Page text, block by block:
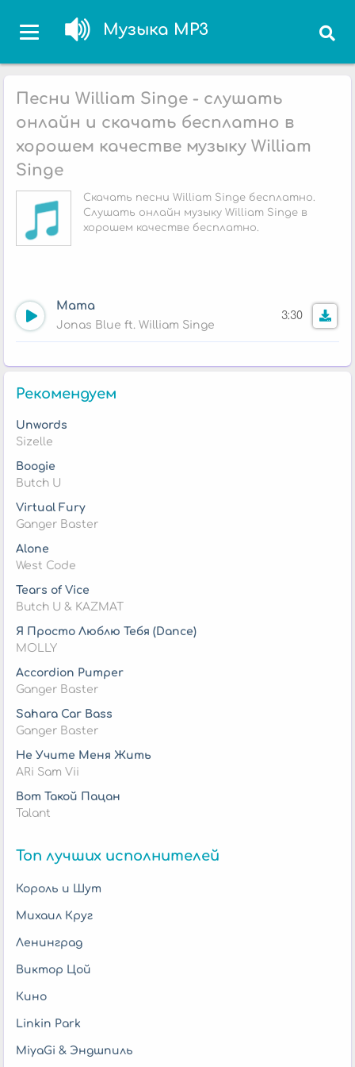
Музыка MP3
Песни William Singe - слушать
онлайн и скачать бесплатно в
хорошем качестве музыку William
Singe
Скачать песни William Singe бесплатно.
Слушать онлайн музыку William Singe в
хорошем качестве бесплатно.
Mama
Jonas Blue ft. William Singe
3:30
Рекомендуем
Unwords
Sizelle
Boogie
Butch U
Virtual Fury
Ganger Baster
Alone
West Code
Tears of Vice
Butch U & KAZMAT
Я Просто Люблю Тебя (Dance)
MOLLY
Accordion Pumper
Ganger Baster
Sahara Car Bass
Ganger Baster
Не Учите Меня Жить
ARi Sam Vii
Вот Такой Пацан
Talant
Топ лучших исполнителей
Король и Шут
Михаил Круг
Ленинград
Виктор Цой
Кино
Linkin Park
MiyaGi & Эндшпиль